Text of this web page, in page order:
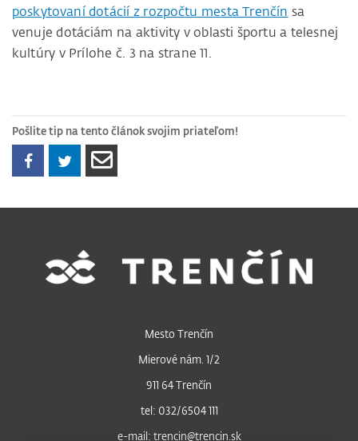
poskytovaní dotácií z rozpočtu mesta Trenčín sa
venuje dotáciám na aktivity v oblasti športu a telesnej
kultúry v Prílohe č. 3 na strane 11.
Pošlite tip na tento článok svojim priateľom!
Mesto Trenčín
Mierové nám. 1/2
911 64 Trenčín
tel: 032/6504 111
e-mail: trencin@trencin.sk